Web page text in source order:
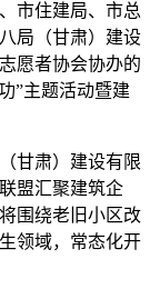
市住建局、市总
局（甘肃）建设
愿者协会协办的
”主题活动暨建
甘肃）建设有限
盟汇聚建筑企
围绕老旧小区改
领域，常态化开